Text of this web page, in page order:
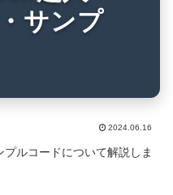
サンプ
2024.06.16
ルコードについて解説しま